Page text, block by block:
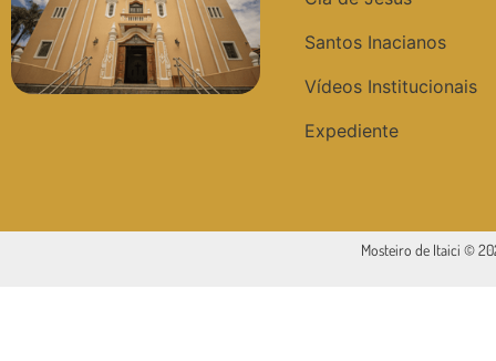
Santos Inacianos
Vídeos Institucionais
Expediente
Mosteiro de Itaici ©